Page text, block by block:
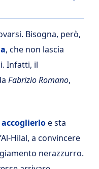
Bisogna, però,
, che non lascia
Infatti, il
Fabrizio Romano,
e sta
Hilal, a convincere
nerazzurro.